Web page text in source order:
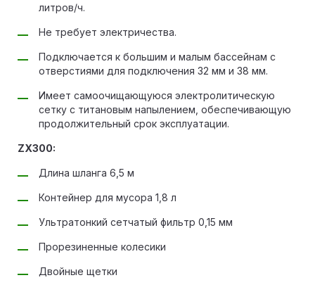
литров/ч.
Не требует электричества.
Подключается к большим и малым бассейнам с
отверстиями для подключения 32 мм и 38 мм.
Имеет самоочищающуюся электролитическую
сетку с титановым напылением, обеспечивающую
продолжительный срок эксплуатации.
ZX300:
Длина шланга 6,5 м
Контейнер для мусора 1,8 л
Ультратонкий сетчатый фильтр 0,15 мм
Прорезиненные колесики
Двойные щетки